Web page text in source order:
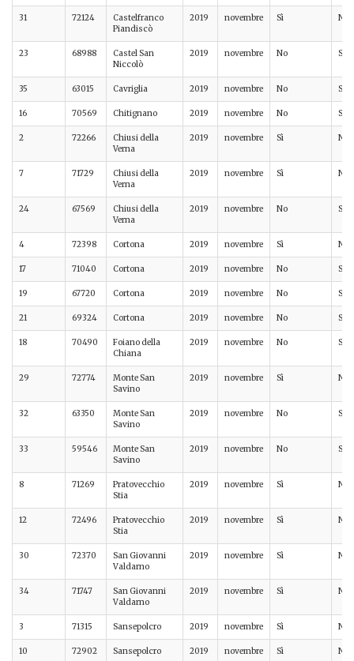
31 72124
Castelfranco
Piandiscò
2019 novembre Sì No
23 68988
Castel San
Niccolò
2019 novembre No Sì
35 63015 Cavriglia 2019 novembre No Sì
16 70569 Chitignano 2019 novembre No Sì
2 72266
Chiusi della
Verna
2019 novembre Sì No
7 71729
Chiusi della
Verna
2019 novembre Sì No
24 67569
Chiusi della
Verna
2019 novembre No Sì
4 72398 Cortona 2019 novembre Sì No
17 71040 Cortona 2019 novembre No Sì
19 67720 Cortona 2019 novembre No Sì
21 69324 Cortona 2019 novembre No Sì
18 70490
Foiano della
Chiana
2019 novembre No Sì
29 72774
Monte San
Savino
2019 novembre Sì No
32 63350
Monte San
Savino
2019 novembre No Sì
33 59546
Monte San
Savino
2019 novembre No Sì
8 71269
Pratovecchio
Stia
2019 novembre Sì No
12 72496
Pratovecchio
Stia
2019 novembre Sì No
30 72370
San Giovanni
Valdarno
2019 novembre Sì No
34 71747
San Giovanni
Valdarno
2019 novembre Sì No
3 71315 Sansepolcro 2019 novembre Sì No
10 72902 Sansepolcro 2019 novembre Sì No